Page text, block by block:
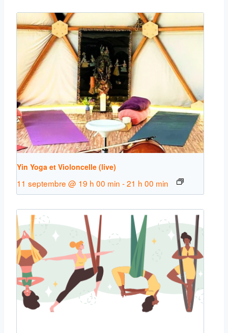
Yin Yoga et Violoncelle (live)
11 septembre @ 19 h 00 min -21 h 00 min